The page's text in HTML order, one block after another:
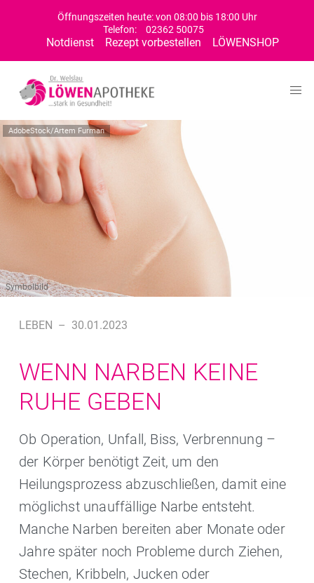
Öffnungszeiten heute: von 08:00 bis 18:00 Uhr
Telefon:
02362 50075
Notdienst Rezept vorbestellen LÖWENSHOP
AdobeStock/Artem Furman
Symbolbild
LEBEN – 30.01.2023
WENN NARBEN KEINE
RUHE GEBEN
Ob Operation, Unfall, Biss, Verbrennung –
der Körper benötigt Zeit, um den
Heilungsprozess abzuschließen, damit eine
möglichst unauffällige Narbe entsteht.
Manche Narben bereiten aber Monate oder
Jahre später noch Probleme durch Ziehen,
Stechen, Kribbeln, Jucken oder